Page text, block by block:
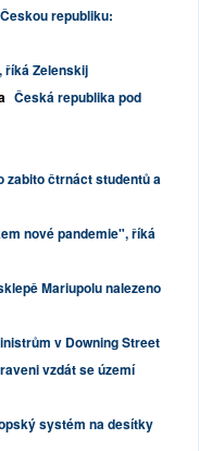
republiku:
říká Zelenskij
Česká republika pod
zabito čtrnáct studentů a
nové pandemie", říká
Mariupolu nalezeno
v Downing Street
vzdát se území
systém na desítky